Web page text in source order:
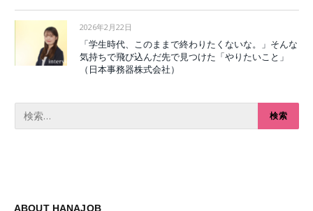
2026年2月22日
「学生時代、このままで終わりたくないな。」そんな
気持ちで飛び込んだ先で見つけた「やりたいこと」
（日本事務器株式会社）
ABOUT HANAJOB